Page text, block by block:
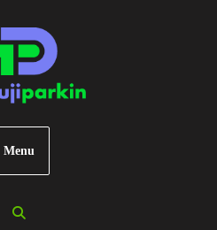
Menu